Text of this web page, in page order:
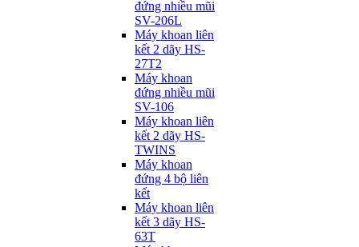
đứng nhiều mũi
SV-206L
Máy khoan liên
kết 2 dãy HS-
27T2
Máy khoan
đứng nhiều mũi
SV-106
Máy khoan liên
kết 2 dãy HS-
TWINS
Máy khoan
đứng 4 bộ liên
kết
Máy khoan liên
kết 3 dãy HS-
63T